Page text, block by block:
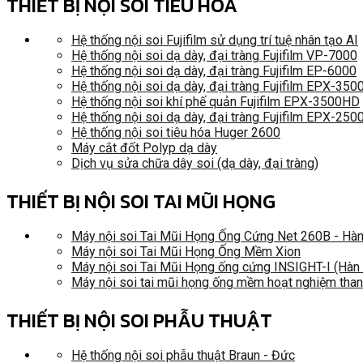
Hệ thống nội soi Fujifilm sử dụng trí tuệ nhân tạo AI
Hệ thống nội soi dạ dày, đại tràng Fujifilm VP-7000
Hệ thống nội soi dạ dày, đại tràng Fujifilm EP-6000
Hệ thống nội soi dạ dày, đại tràng Fujifilm EPX-
Hệ thống nội soi khí phế quản Fujifilm EPX-3500HD
Hệ thống nội soi dạ dày, đại tràng Fujifilm EPX-
Hệ thống nội soi tiêu hóa Huger 2600
Máy cắt đốt Polyp dạ dày
Dịch vụ sửa chữa dây soi (dạ dày, đại tràng)
THIẾT BỊ NỘI SOI TAI MŨI HỌNG
Máy nội soi Tai Mũi Họng Ống Cứng Net 260B -
Máy nội soi Tai Mũi Họng Ống Mềm Xion
Máy nội soi Tai Mũi Họng ống cứng INSIGHT-I (Hàn
Máy nội soi tai mũi họng ống mềm hoạt nghiệm
THIẾT BỊ NỘI SOI PHẪU THUẬT
Hệ thống nội soi phẫu thuật Braun - Đức